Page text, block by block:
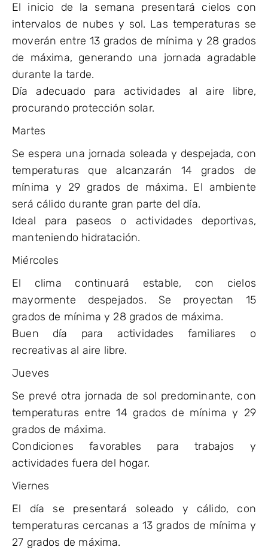
El inicio de la semana presentará cielos con
intervalos de nubes y sol. Las temperaturas se
moverán entre 13 grados de mínima y 28 grados
de máxima, generando una jornada agradable
durante la tarde.
Día adecuado para actividades al aire libre,
procurando protección solar.
Martes
Se espera una jornada soleada y despejada, con
temperaturas que alcanzarán 14 grados de
mínima y 29 grados de máxima. El ambiente
será cálido durante gran parte del día.
Ideal para paseos o actividades deportivas,
manteniendo hidratación.
Miércoles
El clima continuará estable, con cielos
mayormente despejados. Se proyectan 15
grados de mínima y 28 grados de máxima.
Buen día para actividades familiares o
recreativas al aire libre.
Jueves
Se prevé otra jornada de sol predominante, con
temperaturas entre 14 grados de mínima y 29
grados de máxima.
Condiciones favorables para trabajos y
actividades fuera del hogar.
Viernes
El día se presentará soleado y cálido, con
temperaturas cercanas a 13 grados de mínima y
27 grados de máxima.